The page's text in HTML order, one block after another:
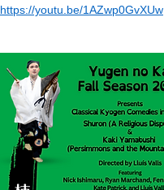
https://youtu.be/1AZwp0GvXUw